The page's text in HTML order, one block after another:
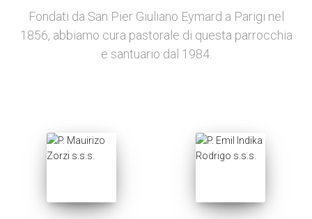
Fondati da San Pier Giuliano Eymard a Parigi nel
1856, abbiamo cura pastorale di questa parrocchia
e santuario dal 1984.